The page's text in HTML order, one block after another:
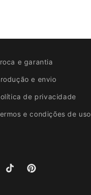
e garantia
e envio
de privacidade
e condições de uso
TikTok Pinterest